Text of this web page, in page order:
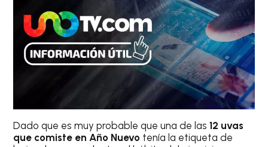
Dado que es muy probable que una de las12 uvas
que comiste en Año Nuevo tenía la etiqueta de